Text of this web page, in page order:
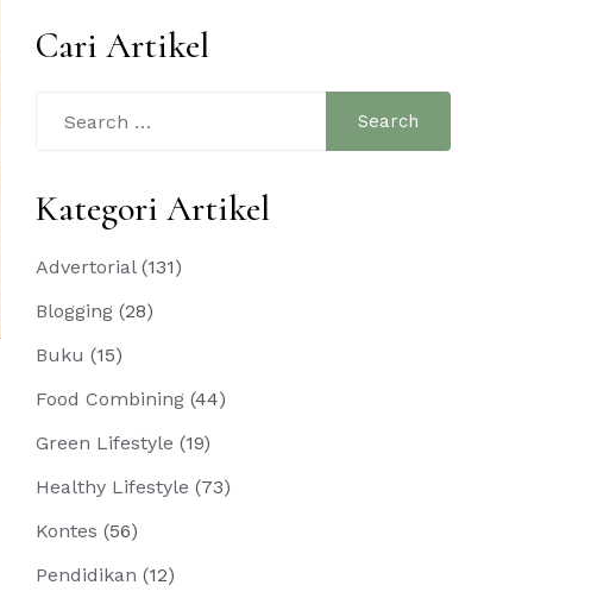
Cari Artikel
for:
Kategori Artikel
Advertorial(131)
Blogging (28)
Buku (15)
Food Combining (44)
Green Lifestyle (19)
Healthy Lifestyle (73)
Kontes (56)
Pendidikan (12)